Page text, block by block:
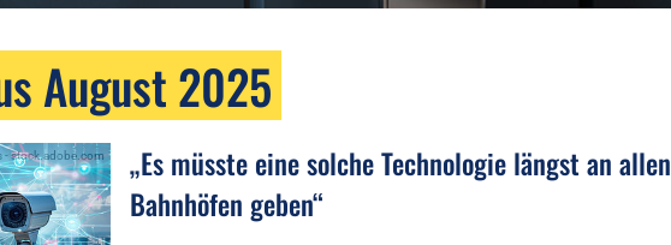
August 2025
- stock.adobe.com
„Es müsste eine solche Technologie längst an allen
Bahnhöfen geben“